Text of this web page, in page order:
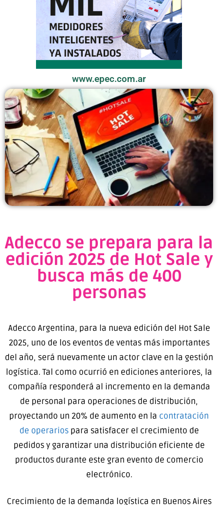
www.epec.com.ar
Adecco se prepara para la
edición 2025 de Hot Sale y
busca más de 400
personas
Adecco Argentina, para la nueva edición del Hot Sale
2025, uno de los eventos de ventas más importantes
del año, será nuevamente un actor clave en la gestión
logística. Tal como ocurrió en ediciones anteriores, la
compañía responderá al incremento en la demanda
de personal para operaciones de distribución,
proyectando un 20% de aumento en la contratación
de operariospara satisfacer el crecimiento de
pedidos y garantizar una distribución eficiente de
productos durante este gran evento de comercio
electrónico.
Crecimiento de la demanda logística en Buenos Aires